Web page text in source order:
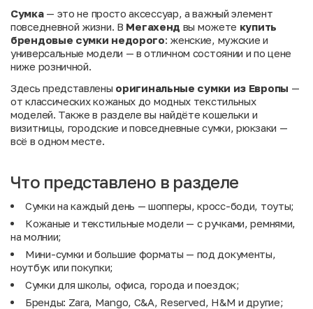
Сумка— это не просто аксессуар, а важный элемент
повседневной жизни. В Мегахенд вы можете купить
брендовые сумки недорого: женские, мужские и
универсальные модели — в отличном состоянии и по цене
ниже розничной.
Здесь представлены оригинальные сумки из Европы —
от классических кожаных до модных текстильных
моделей. Также в разделе вы найдётекошельки и
визитницы, городские и повседневные сумки,рюкзаки —
всё в одном месте.
Что представлено в разделе
Сумки на каждый день — шопперы, кросс-боди, тоуты;
Кожаные и текстильные модели — с ручками, ремнями,
на молнии;
Мини-сумки и большие форматы — под документы,
ноутбук или покупки;
Сумки для школы, офиса, города и поездок;
Бренды: Zara, Mango, C&A, Reserved, H&M и другие;